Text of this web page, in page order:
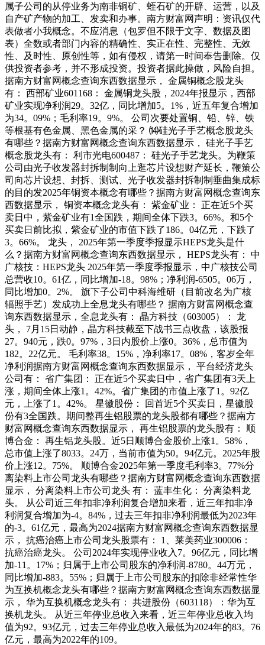
属子公司的从停业务为南非铜矿、蛭石矿的开辟、运营，以及
自产矿产物的加工、发卖和办事。南方财富网声明：资讯仅代
表做者小我概念。不应消息（包罗但不限于文字、数据及图
表）全数或者部门内容的精确性、实正在性、完整性、无效
性、及时性、原创性等，如有侵权，请第一时间奉告删除。仅
供投资者参考，并不形成投资。投资者据此操做，风险自担。
据南方财富网概念查询东西数据显示， 金属铜概念股龙头
有： 西部矿业601168： 金属铜龙头股，2024年报显示，西部
矿业实现净利润29。32亿，同比增加5。1%，近五年复合增加
为34。09%；毛利率19。9%。 公司次要处置铜、铅、锌、铁
等根基有色金属、黑色金属的采？ ⒁硅光子手艺概念股龙头
有哪些？据南方财富网概念查询东西数据显示， 硅光子手艺
概念股龙头有： 利市光电600487： 硅光子手艺龙头。为鞭策
公司由光子收发器封拆制制向上逛芯片设想财产延长，鞭策公
司向芯片设想、封拆、测试、光子收发器封拆制制垂曲集成标
的目的发2025年铜资本概念有哪些？据南方财富网概念查询东
西数据显示， 铜资本概念龙头有： 紫金矿业： 正在近5个买
卖日中，紫金矿业有1全国跌，期间全体下跌3。66%。和5个
买卖日前比拟，紫金矿业的市值下跌了186。04亿元，下跌了
3。66%。 龙头， 2025年第一季度季报显示HEPS龙头是什
么？据南方财富网概念查询东西数据显示， HEPS龙头有： 中
广核技：HEPS龙头 2025年第一季度季报显示，中广核技公司
总营收10。61亿，同比增加-18。98%；净利润-6505。06万，
同比增加0。2%。 旗下子公司中科海维研（目前改名为广核
辐照手艺）发成功上全息龙头有哪些？ 据南方财富网概念查
询东西数据显示，全息龙头有： 晶方科技（603005）： 龙
头， 7月15日动静，晶方科技截至下战书三点收盘，该股报
27。940元，跌0。97%，3日内股价上涨0。36%，总市值为
182。22亿元。 毛利率38。15%，净利率17。08%，客岁全年
净利润据南方财富网概念查询东西数据显示， 平台经济龙头
公司有： 省广集团： 正在近5个买卖日中，省广集团有3天上
涨，期间全体上涨1。42%。省广集团的市值上涨了1。92亿
元，上涨了1。42%。 星徽股份： 回首近5个买卖日，星徽股
份有3全国跌。期间整再生铝股票的龙头股都有哪些？据南方
财富网概念查询东西数据显示， 再生铝股票的龙头股有： 顺
博合金： 再生铝龙头股。近5日顺博合金股价上涨1。58%，
总市值上涨了8033。24万，当前市值为50。94亿元。2025年股
价上涨12。75%。 顺博合金2025年第一季度毛利率3。77%分
离染料上市公司龙头有哪些？据南方财富网概念查询东西数据
显示， 分离染料上市公司龙头 有： 蓝丰生化： 分离染料龙
头。 从公司近三年扣非净利润复合增加来看，近三年扣非净
利润复合增加为-4。84%，过去三年扣非净利润最低为2023年
的-3。61亿元，最高为2024据南方财富网概念查询东西数据显
示， 抗癌治癌上市公司龙头股票有： 1、莱美药业300006：
抗癌治癌龙头。 公司2024年实现停业收入7。96亿元，同比增
加-11。17%；归属于上市公司股东的净利润-8780。44万元，
同比增加-883。55%；归属于上市公司股东的扣除非经常性华
为互换机概念龙头有哪些？据南方财富网概念查询东西数据显
示， 华为互换机概念龙头有： 共进股份（603118）：华为互
换机龙头。 从近三年停业总收入来看，近三年停业总收入均
值为92。93亿元，过去三年停业总收入最低为2024年的83。76
亿元，最高为2022年的109。